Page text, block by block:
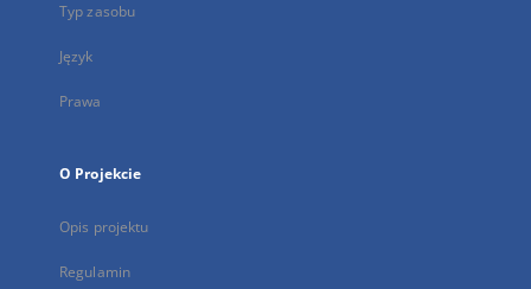
Typ zasobu
Język
Prawa
O Projekcie
Opis projektu
Regulamin